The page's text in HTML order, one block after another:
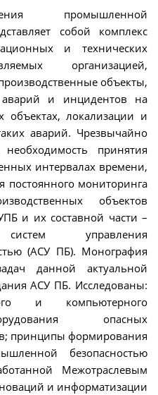
промышленной
собой комплекс
и технических
организацией,
объекты,
и инцидентов на
объектах, локализации и
аварий. Чрезвычайно
принятия
интервалах времени,
постоянного мониторинга
объектов
и их составной части –
систем управления
(АСУ ПБ). Монография
данной актуальной
АСУ ПБ. Исследованы:
и компьютерного
опасных
принципы формирования
безопасностью
Межотраслевым
и информатизации